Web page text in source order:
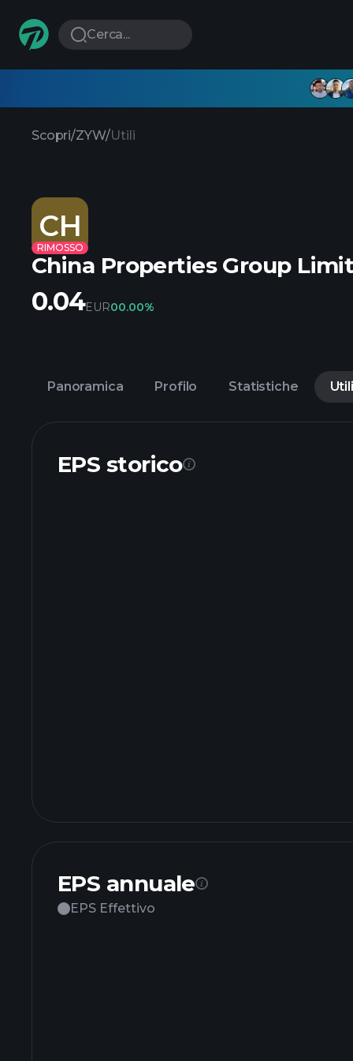
Cerca...
Scopri/ZYW/Utili
CH
RIMOSSO
China Properties Group
0.04EUR00.00%
Panoramica Profilo Statistiche Utili
EPS storico
EPS annuale
EPS Effettivo